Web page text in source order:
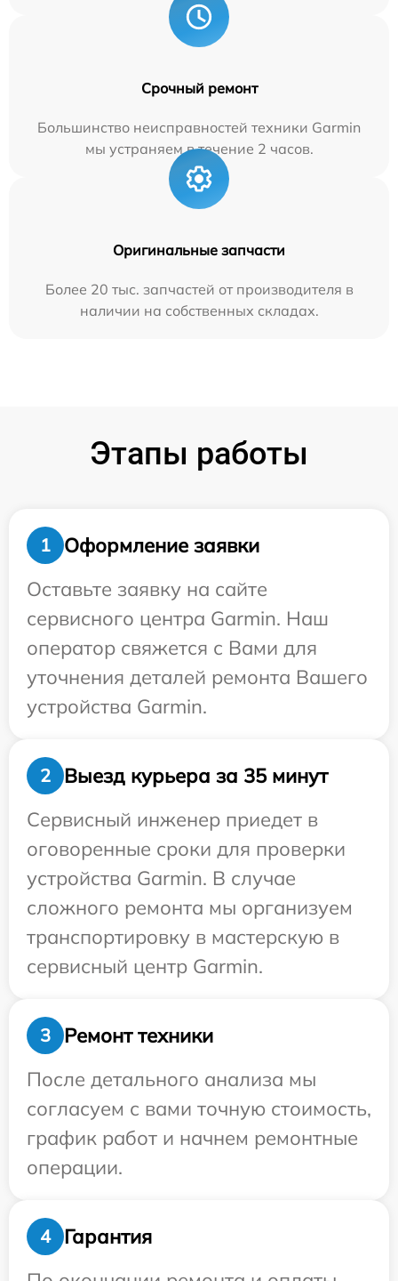
Срочный ремонт
Большинство неисправностей техники Garmin
мы устраняем в течение 2 часов.
Оригинальные запчасти
Более 20 тыс. запчастей от производителя в
наличии на собственных складах.
Этапы работы
1
Оформление заявки
Оставьте заявку на сайте
сервисного центра Garmin. Наш
оператор свяжется с Вами для
уточнения деталей ремонта Вашего
устройства Garmin.
2
Выезд курьера за 35 минут
Сервисный инженер приедет в
оговоренные сроки для проверки
устройства Garmin. В случае
сложного ремонта мы организуем
транспортировку в мастерскую в
сервисный центр Garmin.
3
Ремонт техники
После детального анализа мы
согласуем с вами точную стоимость,
график работ и начнем ремонтные
операции.
4
Гарантия